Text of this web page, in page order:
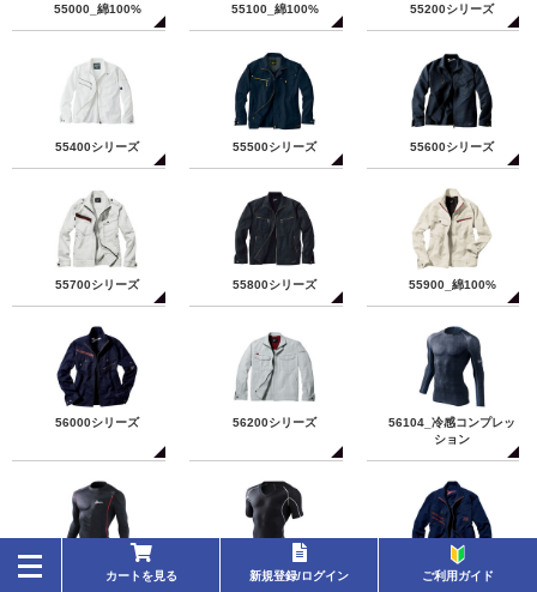
toggle
navigation
55000_綿100% 55100_綿100% 55200シリーズ
55400シリーズ 55500シリーズ 55600シリーズ
55700シリーズ 55800シリーズ 55900_綿100%
56000シリーズ 56200シリーズ
56104_冷感コンプレッ
ション
56124_冷感コンプレッ
56144_コンプレッショ
56300シリーズ
カートを見る 新規登録/ログイン ご利用ガイド